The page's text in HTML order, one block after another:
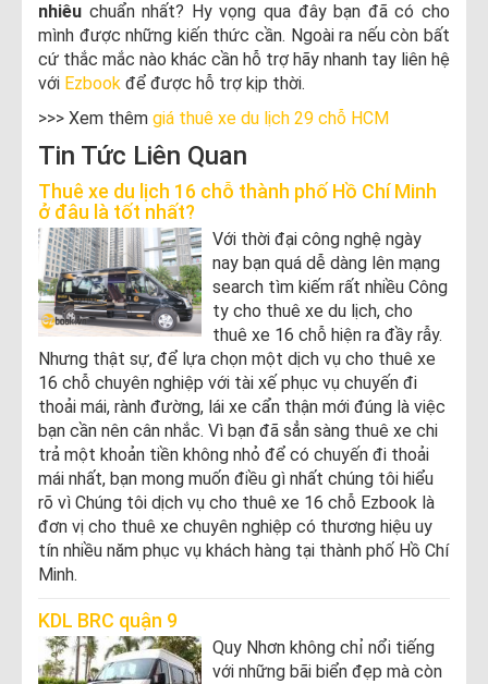
nhiêu chuẩn nhất? Hy vọng qua đây bạn đã có cho
mình được những kiến thức cần. Ngoài ra nếu còn bất
cứ thắc mắc nào khác cần hỗ trợ hãy nhanh tay liên hệ
với Ezbook để được hỗ trợ kịp thời.
>>> Xem thêm giá thuê xe du lịch 29 chỗ HCM
Tin Tức Liên Quan
Thuê xe du lịch 16 chỗ thành phố Hồ Chí Minh
ở đâu là tốt nhất?
Với thời đại công nghệ ngày
nay bạn quá dễ dàng lên mạng
search tìm kiếm rất nhiều Công
ty cho thuê xe du lịch, cho
thuê xe 16 chỗ hiện ra đầy rẫy.
Nhưng thật sự, để lựa chọn một dịch vụ cho thuê xe
16 chỗ chuyên nghiệp với tài xế phục vụ chuyến đi
thoải mái, rành đường, lái xe cẩn thận mới đúng là việc
bạn cần nên cân nhắc. Vì bạn đã sẳn sàng thuê xe chi
trả một khoản tiền không nhỏ để có chuyến đi thoải
mái nhất, bạn mong muốn điều gì nhất chúng tôi hiểu
rõ vì Chúng tôi dịch vụ cho thuê xe 16 chỗ Ezbook là
đơn vị cho thuê xe chuyên nghiệp có thương hiệu uy
tín nhiều năm phục vụ khách hàng tại thành phố Hồ Chí
Minh.
KDL BRC quận 9
Quy Nhơn không chỉ nổi tiếng
với những bãi biển đẹp mà còn